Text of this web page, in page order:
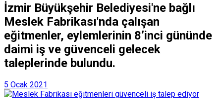
İzmir Büyükşehir Belediyesi'ne bağlı
Meslek Fabrikası'nda çalışan
eğitmenler, eylemlerinin 8’inci gününde
daimi iş ve güvenceli gelecek
taleplerinde bulundu.
5 Ocak 2021